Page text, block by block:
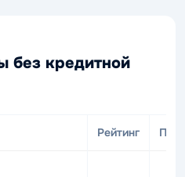
без кредитной
Рейтинг ПСК